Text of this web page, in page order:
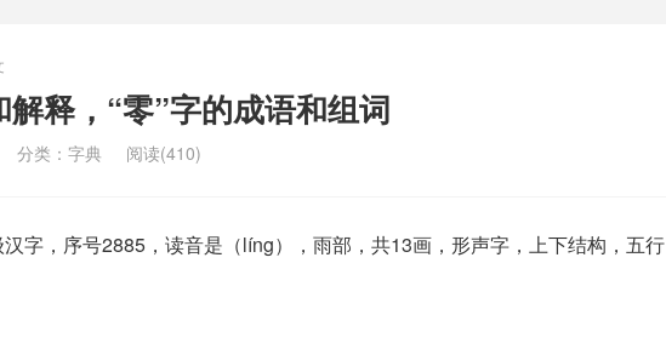
解释，“零”字的成语和组词
分类： 字典 阅读(410)
字，序号2885，读音是（líng），雨部，共13画，形声字，上下结构，五行